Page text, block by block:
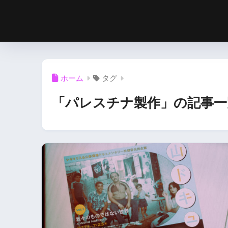
ホーム タグ
「パレスチナ製作」の記事